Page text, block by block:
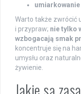
umiarkowanie
Warto także zwrócić
i przypraw; nie tylko
wzbogacają smak
koncentruje się na
umysłu oraz
żywienie.